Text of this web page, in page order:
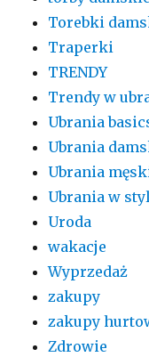
Torebki
Traperki
TRENDY
Trendy w
Ubrania
Ubrania
Ubrania
Ubrania w
Uroda
wakacje
Wyprzedaż
zakupy
zakupy
Zdrowie